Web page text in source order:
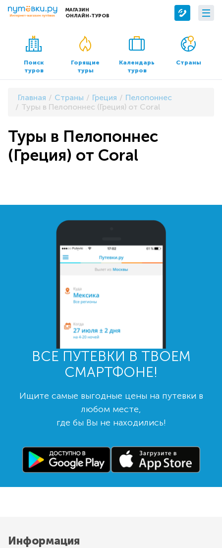
МАГАЗИН
ОНЛАЙН-ТУРОВ
Сервисы
Бронирование отелей
Трансфер
О компании
О нас
Контакты
Документы и реквизиты
Поиск
туров
Горящие
туры
Календарь
туров
Страны
Главная Страны Греция
Пелопоннес
Туры в Пелопоннес (Греция) от Coral
Туры в Пелопоннес
(Греция) от Coral
ВСЕ ПУТЕВКИ В ТВОЕМ
СМАРТФОНЕ!
Ищите самые выгодные цены на путевки в
любом месте,
где бы Вы не находились!
Информация